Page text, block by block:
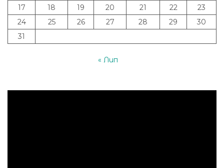
17
18 19 20 21 22
23
24
25 26 27 28 29
30
31
« Лип